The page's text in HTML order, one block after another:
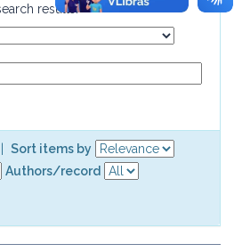
results.
Sort items by
Authors/record